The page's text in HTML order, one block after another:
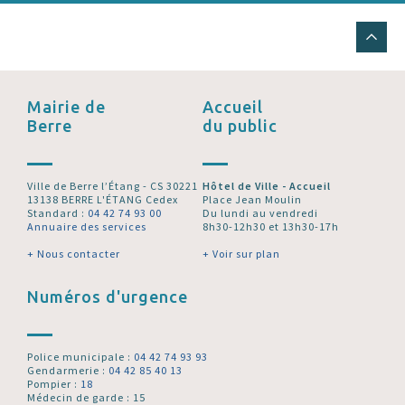
Mairie de
Berre
Ville de Berre l’Étang - CS 30221
13138 BERRE L'ÉTANG Cedex
Standard : 04 42 74 93 00
Annuaire des services
+ Nous contacter
Accueil
du public
Hôtel de Ville - Accueil
Place Jean Moulin
Du lundi au vendredi
8h30-12h30 et 13h30-17h
+ Voir sur plan
Numéros d'urgence
Police municipale : 04 42 74 93 93
Gendarmerie : 04 42 85 40 13
Pompier : 18
Médecin de garde : 15